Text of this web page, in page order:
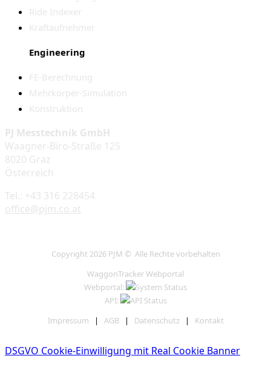
Ride Indexer
Kraftaufnehmer
Engineering
FE-Berechnung
Mehrkörper-Simulation
Konstruktion
PJ Messtechnik GmbH
Waagner-Biro-Straße 125
8020 Graz
Österreich
Tel.: +43 316 228454
office@pjm.co.at
Copyright 2026 PJM © Alle Rechte vorbehalten
WaggonTracker Webportal
Webportal:
API:
Impressum | AGB| Datenschutz| Kontakt
DSGVO Cookie-Einwilligung mit Real Cookie Banner